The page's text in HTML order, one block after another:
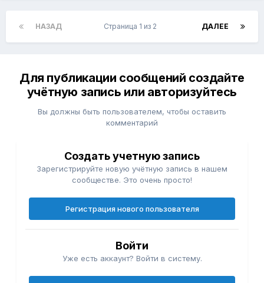
НАЗАД ДАЛЕЕ
Страница 1 из 2
Для публикации сообщений создайте
учётную запись или авторизуйтесь
Вы должны быть пользователем, чтобы оставить
комментарий
Создать учетную запись
Зарегистрируйте новую учётную запись в нашем
сообществе. Это очень просто!
Регистрация нового пользователя
Войти
Уже есть аккаунт? Войти в систему.